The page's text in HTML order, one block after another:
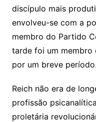
discípulo mais
envolveu-se com a
membro do Partido
tarde foi um membro
por um breve período.
Reich não era de
profissão
proletária